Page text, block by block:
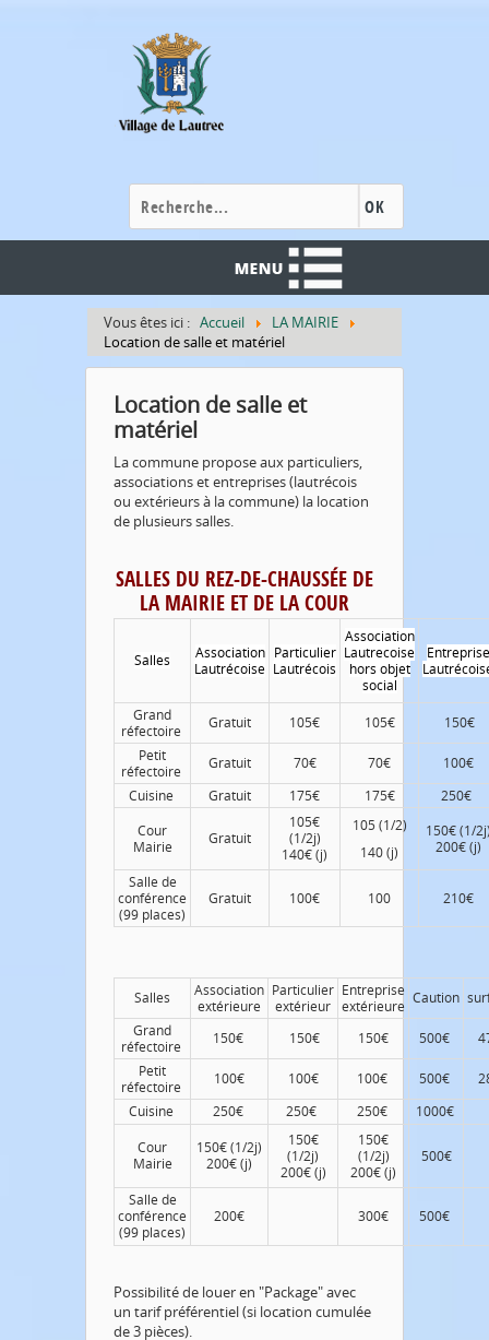
OK
Vous êtes ici : Accueil
LA MAIRIE
Location de salle et matériel
Location de salle et
matériel
La commune propose aux particuliers,
associations et entreprises (lautrécois
ou extérieurs à la commune) la location
de plusieurs salles.
SALLES DU REZ-DE-CHAUSSÉE DE
LA MAIRIE ET DE LA COUR
Salles
Association
Lautrécoise
Particulier
Lautrécois
Association
Lautrecoise
hors objet
social
Entreprise
Grand
réfectoire
Gratuit 105€ 105€
150€
Petit
réfectoire
Gratuit 70€ 70€
100€
Cuisine
Gratuit 175€ 175€ 250€
Cour
Mairie
Gratuit
105€
(1/2j)
140€ (j)
105 (1/2)
140 (j)
150€ (1/
200€ (j)
Salle de
conférence
(99 places)
Gratuit 100€ 100 210€
Salles
Association
extérieure
Particulier
extérieur
Entreprise
extérieure
Caution
Grand
réfectoire
150€ 150€ 150€ 500€
Petit
réfectoire
100€ 100€ 100€ 500€
Cuisine
250€ 250€ 250€ 1000€
Cour
Mairie
150€ (1/2j)
200€ (j)
150€
(1/2j)
200€ (j)
150€
(1/2j)
200€ (j)
500€
Salle de
conférence
(99 places)
200€ 300€ 500€
Possibilité de louer en "Package" avec
un tarif préférentiel (si location cumulée
de 3 pièces).